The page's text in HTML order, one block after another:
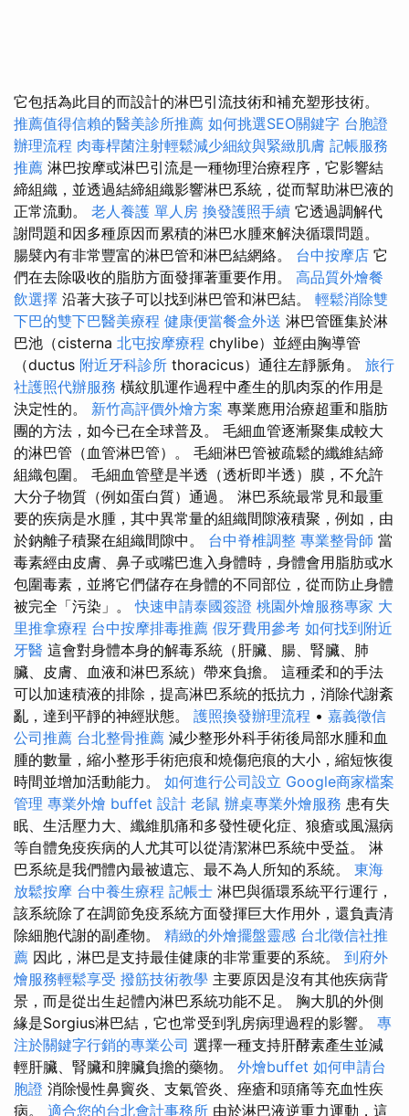
它包括為此目的而設計的淋巴引流技術和補充塑形技術。
推薦值得信賴的醫美診所推薦 如何挑選SEO關鍵字 台胞證
辦理流程 肉毒桿菌注射輕鬆減少細紋與緊緻肌膚 記帳服務
推薦 淋巴按摩或淋巴引流是一種物理治療程序，它影響結
締組織，並透過結締組織影響淋巴系統，從而幫助淋巴液的
正常流動。 老人養護 單人房 換發護照手續 它透過調解代
謝問題和因多種原因而累積的淋巴水腫來解決循環問題。
腸襞內有非常豐富的淋巴管和淋巴結網絡。 台中按摩店 它
們在去除吸收的脂肪方面發揮著重要作用。 高品質外燴餐
飲選擇 沿著大孩子可以找到淋巴管和淋巴結。 輕鬆消除雙
下巴的雙下巴醫美療程 健康便當餐盒外送 淋巴管匯集於淋
巴池（cisterna 北屯按摩療程 chylibe）並經由胸導管
（ductus 附近牙科診所 thoracicus）通往左靜脈角。 旅行
社護照代辦服務 橫紋肌運作過程中產生的肌肉泵的作用是
決定性的。 新竹高評價外燴方案 專業應用治療超重和脂肪
團的方法，如今已在全球普及。 毛細血管逐漸聚集成較大
的淋巴管（血管淋巴管）。 毛細淋巴管被疏鬆的纖維結締
組織包圍。 毛細血管壁是半透（透析即半透）膜，不允許
大分子物質（例如蛋白質）通過。 淋巴系統最常見和最重
要的疾病是水腫，其中異常量的組織間隙液積聚，例如，由
於鈉離子積聚在組織間隙中。 台中脊椎調整 專業整骨師 當
毒素經由皮膚、鼻子或嘴巴進入身體時，身體會用脂肪或水
包圍毒素，並將它們儲存在身體的不同部位，從而防止身體
被完全「污染」。快速申請泰國簽證 桃園外燴服務專家 大
里推拿療程 台中按摩排毒推薦 假牙費用參考 如何找到附近
牙醫 這會對身體本身的解毒系統（肝臟、腸、腎臟、肺
臟、皮膚、血液和淋巴系統）帶來負擔。 這種柔和的手法
可以加速積液的排除，提高淋巴系統的抵抗力，消除代謝紊
亂，達到平靜的神經狀態。 護照換發辦理流程 • 嘉義徵信
公司推薦 台北整骨推薦 減少整形外科手術後局部水腫和血
腫的數量，縮小整形手術疤痕和燒傷疤痕的大小，縮短恢復
時間並增加活動能力。 如何進行公司設立 Google商家檔案
管理 專業外燴 buffet 設計 老鼠 辦桌專業外燴服務 患有失
眠、生活壓力大、纖維肌痛和多發性硬化症、狼瘡或風濕病
等自體免疫疾病的人尤其可以從清潔淋巴系統中受益。 淋
巴系統是我們體內最被遺忘、最不為人所知的系統。 東海
放鬆按摩 台中養生療程 記帳士 淋巴與循環系統平行運行，
該系統除了在調節免疫系統方面發揮巨大作用外，還負責清
除細胞代謝的副產物。 精緻的外燴擺盤靈感 台北徵信社推
薦 因此，淋巴是支持最佳健康的非常重要的系統。 到府外
燴服務輕鬆享受 撥筋技術教學 主要原因是沒有其他疾病背
景，而是從出生起體內淋巴系統功能不足。 胸大肌的外側
緣是Sorgius淋巴結，它也常受到乳房病理過程的影響。 專
注於關鍵字行銷的專業公司 選擇一種支持肝酵素產生並減
輕肝臟、腎臟和脾臟負擔的藥物。 外燴buffet 如何申請台
胞證 消除慢性鼻竇炎、支氣管炎、痤瘡和頭痛等充血性疾
病。 適合您的台北會計事務所 由於淋巴液逆重力運動，這